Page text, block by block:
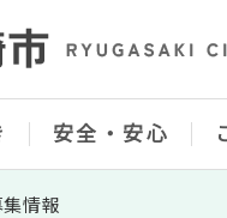
安全・安心
情報